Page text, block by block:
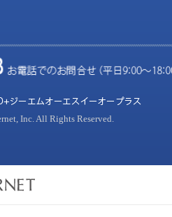
Inc. All Rights Reserved.